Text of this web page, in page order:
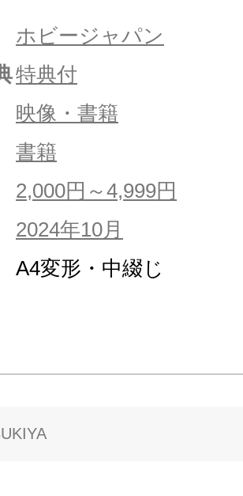
ホビージャパン
特典付
映像・書籍
書籍
2,000円～4,999円
2024年10月
A4変形・中綴じ